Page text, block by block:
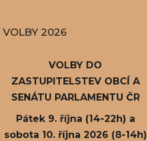
VOLBY 2026
VOLBY DO
ZASTUPITELSTEV OBCÍ A
SENÁTU PARLAMENTU ČR
Pátek 9. října (14-22h) a
sobota 10. října 2026 (8-14h)